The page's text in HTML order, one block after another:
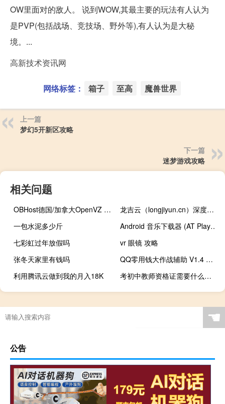
OW里面对的敌人。 说到WOW,其最主要的玩法有人认为
是PVP(包括战场、竞技场、野外等),有人认为是大秘
境。...
高新技术资讯网
网络标签： 箱子 至高 魔兽世界
上一篇
梦幻5开新区攻略
下一篇
迷梦游戏攻略
相关问题
OBHost德国/加拿大OpenVZ VPS：4核16G/700GB硬盘/不限流量/46.26美元/月起
龙吉云（longjiyun.cn）深度测评：济南历下区企业级云服务商，山东数字化转型核心伙伴
一包水泥多少斤
Android 音乐下载器 (AT Player) v1.614 专业版
七彩虹过年放假吗
vr 眼镜 攻略
张冬天家里有钱吗
QQ零用钱大作战辅助 V1.4 绿色免费版（QQ零用钱大作战辅助 V1.4 绿色免费版功能简介）
利用腾讯云做到我的月入18K
考初中教师资格证需要什么条件啊
☚
公告